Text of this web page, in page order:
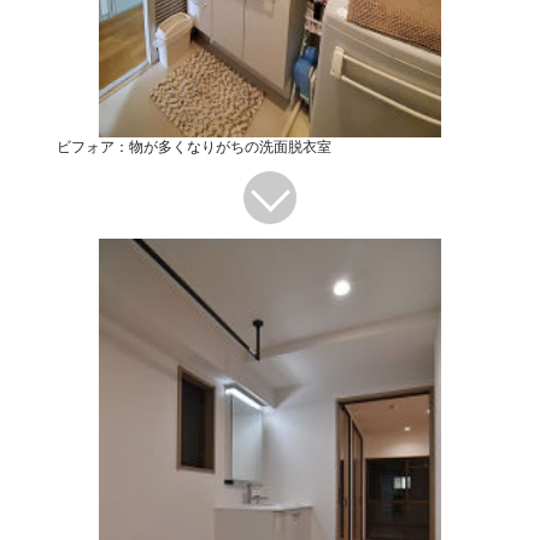
ビフォア：物が多くなりがちの洗面脱衣室